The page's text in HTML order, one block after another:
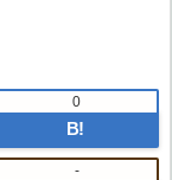
B!
0
-